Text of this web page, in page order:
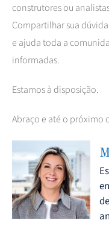
construtores ou
Compartilhar sua
e ajuda toda a
informadas.
Estamos à disposição.
Abraço e até o próximo